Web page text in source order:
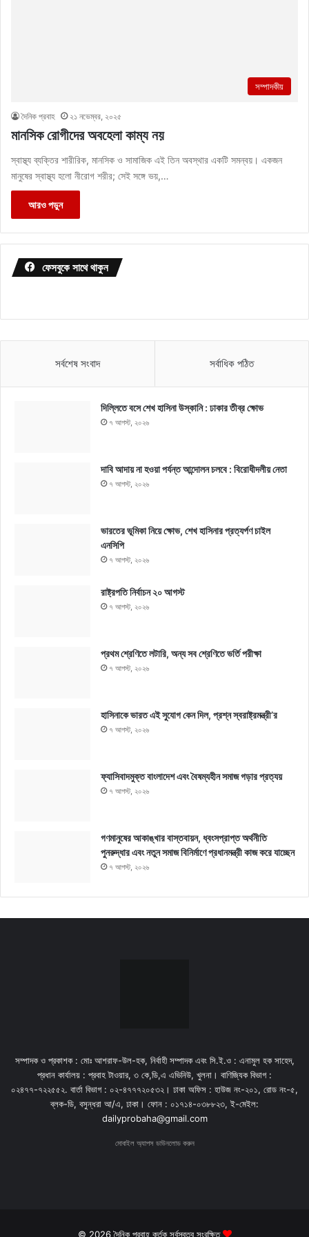
সম্পাদকীয়
দৈনিক প্রবাহ ২১ নভেম্বর, ২০২৫
মানসিক রোগীদের অবহেলা কাম্য নয়
স্বাস্থ্য ব্যক্তির শারীরিক, মানসিক ও সামাজিক এই তিন অবস্থার একটি সমন্বয়। একজন
মানুষের স্বাস্থ্য হলো নীরোগ শরীর; সেই সঙ্গে ভয়,…
আরও পড়ুন
ফেসবুকে সাথে থাকুন
সর্বশেষ সংবাদ সর্বাধিক পঠিত
দিল্লিতে বসে শেখ হাসিনা উস্কানি : ঢাকার তীব্র ক্ষোভ
৭ আগস্ট, ২০২৬
দাবি আদায় না হওয়া পর্যন্ত আন্দোলন চলবে : বিরোধীদলীয় নেতা
৭ আগস্ট, ২০২৬
ভারতের ভূমিকা নিয়ে ক্ষোভ, শেখ হাসিনার প্রত্যর্পণ চাইল
এনসিপি
৭ আগস্ট, ২০২৬
রাষ্ট্রপতি নির্বাচন ২০ আগস্ট
৭ আগস্ট, ২০২৬
প্রথম শ্রেণিতে লটারি, অন্য সব শ্রেণিতে ভর্তি পরীক্ষা
৭ আগস্ট, ২০২৬
হাসিনাকে ভারত এই সুযোগ কেন দিল, প্রশ্ন স্বরাষ্ট্রমন্ত্রী’র
৭ আগস্ট, ২০২৬
ফ্যাসিবাদমুক্ত বাংলাদেশ এবং বৈষম্যহীন সমাজ গড়ার প্রত্যয়
৭ আগস্ট, ২০২৬
গণমানুষের আকাঙ্খার বাস্তবায়ন, ধ্বংসপ্রাপ্ত অর্থনীতি
পুনরুদ্ধার এবং নতুন সমাজ বিনির্মাণে প্রধানমন্ত্রী কাজ করে যাচ্ছেন
৭ আগস্ট, ২০২৬
সম্পাদক ও প্রকাশক : মোঃ আশরাফ-উল-হক, নির্বাহী সম্পাদক এবং সি.ই.ও : এনামুল হক সাহেদ,
প্রধান কার্যালয় : প্রবাহ টাওয়ার, ৩ কে,ডি,এ এভিনিউ, খুলনা। বাণিজ্যিক বিভাগ :
০২৪৭৭-৭২২৫৫২. বার্তা বিভাগ : ০২-৪৭৭৭২০৫৩২। ঢাকা অফিস : হাউজ নং-২০১, রোড নং-৫,
ব্লক-ডি, বসুন্ধরা আ/এ, ঢাকা। ফোন : ০১৭১৪-০৩৮৮২৩, ই-মেইল:
dailyprobaha@gmail.com
মোবাইল অ্যাপস ডাউনলোড করুন
© 2026 দৈনিক প্রবাহ কর্তৃক সর্বস্বত্ব সংরক্ষিত